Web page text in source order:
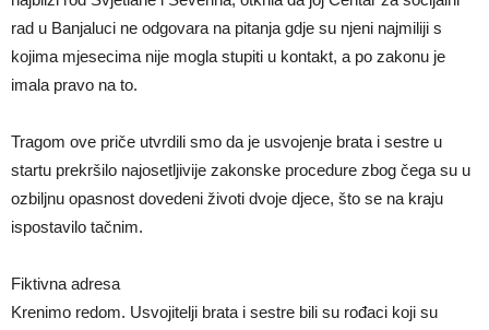
rad u Banjaluci ne odgovara na pitanja gdje su njeni najmiliji s
kojima mjesecima nije mogla stupiti u kontakt, a po zakonu je
imala pravo na to.
Tragom ove priče utvrdili smo da je usvojenje brata i sestre u
startu prekršilo najosetljivije zakonske procedure zbog čega su u
ozbiljnu opasnost dovedeni životi dvoje djece, što se na kraju
ispostavilo tačnim.
Fiktivna adresa
Krenimo redom. Usvojitelji brata i sestre bili su rođaci koji su